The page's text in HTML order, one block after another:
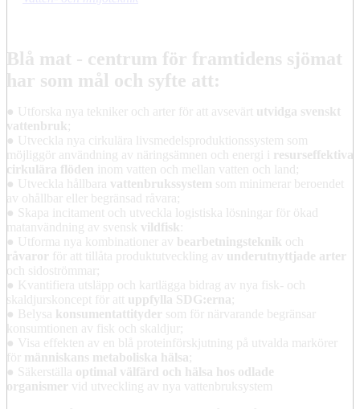
Blå mat - centrum för framtidens sjömat
har som mål och syfte att:
● Utforska nya tekniker och arter för att avsevärt utvidga svenskt
vattenbruk
● Utveckla nya cirkulära livsmedelsproduktionssystem som
möjliggör användning av näringsämnen och energi i
resurseffektiva
cirkulära flöden
inom vatten och mellan vatten och land;
● Utveckla hållbara vattenbrukssystem som minimerar beroendet
av ohållbar eller begränsad råvara;
● Skapa incitament och utveckla logistiska lösningar för ökad
matanvändning av svensk vildfisk
● Utforma nya kombinationer av bearbetningsteknik och
råvaror för att tillåta produktutveckling av underutnyttjade arter
och sidoströmmar;
● Kvantifiera utsläpp och kartlägga bidrag av nya fisk- och
skaldjurskoncept för att uppfylla SDG:erna
● Belysa konsumentattityder som för närvarande begränsar
konsumtionen av fisk och skaldjur;
● Visa effekten av en blå proteinförskjutning på utvalda markörer
för människans metaboliska hälsa
● Säkerställa optimal välfärd och hälsa hos odlade
organismer vid utveckling av nya vattenbruksystem